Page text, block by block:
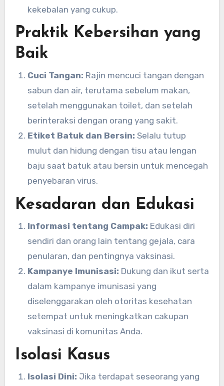
kekebalan yang cukup.
Praktik Kebersihan yang
Baik
Cuci Tangan: Rajin mencuci tangan dengan
sabun dan air, terutama sebelum makan,
setelah menggunakan toilet, dan setelah
berinteraksi dengan orang yang sakit.
Etiket Batuk dan Bersin: Selalu tutup
mulut dan hidung dengan tisu atau lengan
baju saat batuk atau bersin untuk mencegah
penyebaran virus.
Kesadaran dan Edukasi
Informasi tentang Campak: Edukasi diri
sendiri dan orang lain tentang gejala, cara
penularan, dan pentingnya vaksinasi.
Kampanye Imunisasi: Dukung dan ikut serta
dalam kampanye imunisasi yang
diselenggarakan oleh otoritas kesehatan
setempat untuk meningkatkan cakupan
vaksinasi di komunitas Anda.
Isolasi Kasus
Isolasi Dini: Jika terdapat seseorang yang